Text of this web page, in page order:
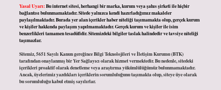
Yasal Uyarı:Bu internet sitesi, herhangi bir marka, kurum veya şahıs şirketi ile hiçbir
bağlantısı bulunmamaktadır. Sitede yalnızca kendi hazırladığımız makaleler
paylaşılmaktadır. Burada yer alan içerikler haber niteliği taşımamakta olup, gerçek kurum
ve kişiler hakkında paylaşım yapılmamaktadır. Gerçek kurum ve kişiler ile isim
benzerlikleri tamamen tesadüfidir. Sitemizdeki bilgiler taslak halindedir ve tavsiye niteliği
taşımazlar.
Sitemiz, 5651 Sayılı Kanun gereğince Bilgi Teknolojileri ve İletişim Kurumu (BTK)
tarafından onaylanmış bir Yer Sağlayıcı olarak hizmet vermektedir. Bu nedenle, sitedeki
içerikleri proaktif olarak denetleme veya araştırma yükümlülüğümüz bulunmamaktadır.
Ancak, üyelerimiz yazdıkları içeriklerin sorumluluğunu taşımakta olup, siteye üye olarak
bu sorumluluğu kabul etmiş sayılırlar.